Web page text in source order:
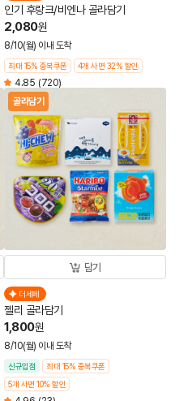
인기 후랑크/비엔나 골라담기
2,080원
8/10(월) 이내 도착
최대 15% 중복쿠폰 4개 사면 32% 할인
4.85 (720)
골라담기
담기
더세페
젤리 골라담기
1,800원
8/10(월) 이내 도착
신규입점
최대 15% 중복쿠폰
5개 사면 10% 할인